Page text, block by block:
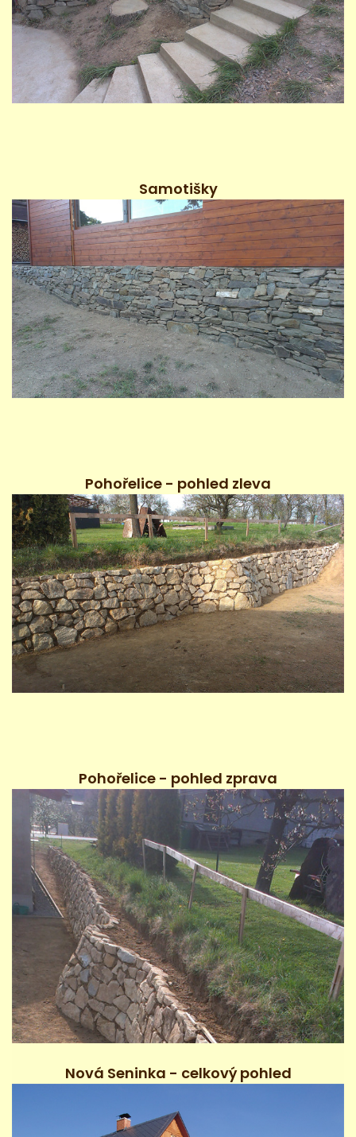
Samotišky
Pohořelice - pohled zleva
Pohořelice - pohled zprava
Nová Seninka - celkový pohled